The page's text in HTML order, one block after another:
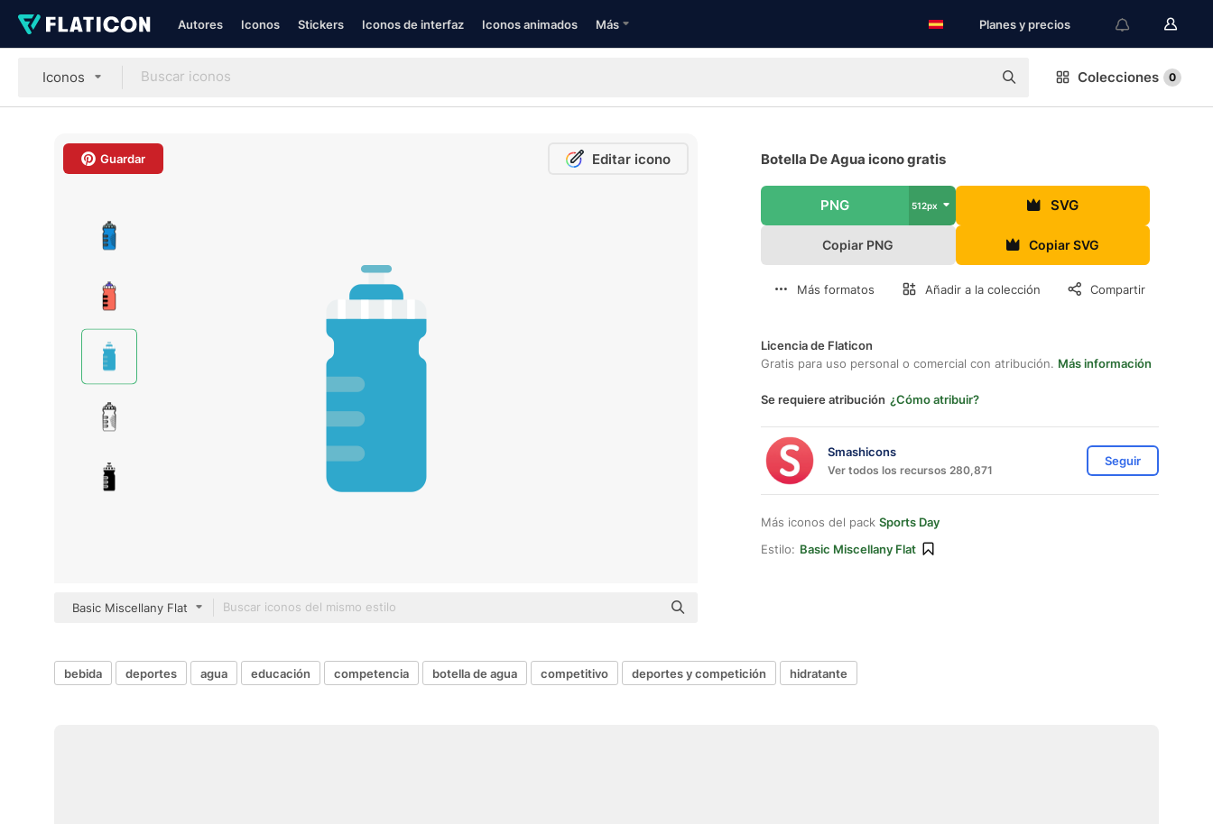
Autores Iconos Stickers Iconos de interfaz Iconos animados Más Planes y precios
Iconos Colecciones 0
Guardar Editar icono
Basic Miscellany Flat
Botella De Agua icono gratis
PNG 512px SVG
Copiar PNG Copiar SVG
Más formatos Añadir a la colección Compartir
Licencia de Flaticon
Gratis para uso personal o comercial con atribución. Más información
Se requiere atribución ¿Cómo atribuir?
Smashicons
Ver todos los recursos 280,871
Seguir
Más iconos del pack Sports Day
Estilo: Basic Miscellany Flat
bebida deportes agua educación competencia botella de agua competitivo deportes y competición hidratante